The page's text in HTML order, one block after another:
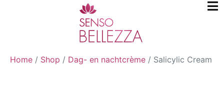
Home / Shop / Dag- en nachtcrème / Salicylic Cream